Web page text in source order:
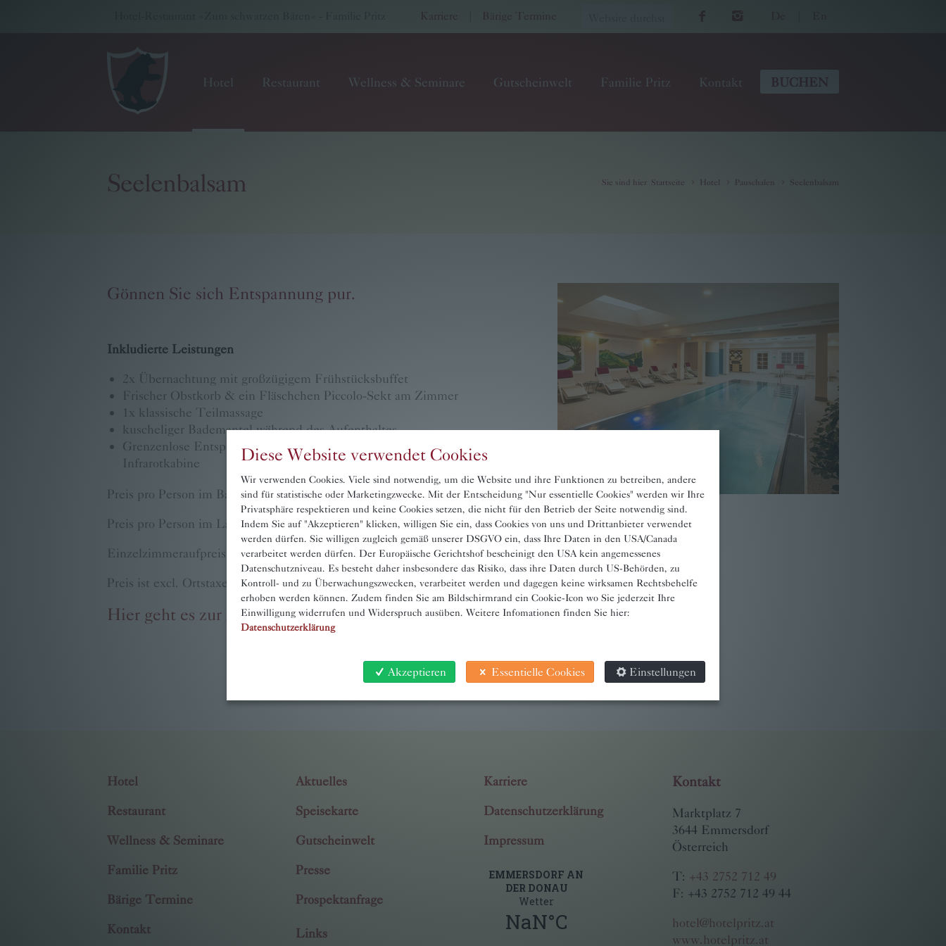
Karriere Bärige Termine
Hotel Restaurant Wellness & Seminare Gutscheinwelt Familie Pritz Kontakt BUCHEN
Gutscheinwelt
Kontakt
Buchen
Seelenbalsam Sie sind hier Startseite Hotel Pauschalen Seelenbalsam
Gönnen Sie sich Entspannung pur.
Inkludierte Leistungen
2x Übernachtung mit großzügigem Frühstücksbuffet
Frischer Obstkorb & ein Fläschchen Piccolo-Sekt am Zimmer
1x klassische Teilmassage
kuscheliger Bademantel während des Aufenthaltes
Grenzenlose Entspannung im Hotel Spa mit Sauna, Dampfkammer,
Infrarotkabine
Preis pro Person im Balkonzimmer Wachau als DZ: € 295,–
Preis pro Person im Landhauszimmer Magdalena als DZ: € 275,–
Einzelzimmeraufpreis: € 25,– pro Person pro Nacht
Preis ist excl. Ortstaxe € 2,60 pro Person pro Tag.
Hier geht es zur Anfrage.
Hotel
Restaurant
Wellness & Seminare
Familie Pritz
Bärige Termine
Kontakt
Aktuelles
Speisekarte
Gutscheinwelt
Presse
Prospektanfrage
Links
Karriere
Datenschutzerklärung
Impressum
Kontakt
Marktplatz 7
3644 Emmersdorf
Österreich
T: +43 2752 712 49
F: +43 2752 712 49 44
hotel@hotelpritz.at
www.hotelpritz.at
Diese Website verwendet Cookies
Wir verwenden Cookies. Viele sind notwendig, um die Website und ihre Funktionen zu betreiben, andere
sind für statistische oder Marketingzwecke. Mit der Entscheidung "Nur essentielle Cookies" werden wir Ihre
Privatsphäre respektieren und keine Cookies setzen, die nicht für den Betrieb der Seite notwendig sind.
Indem Sie auf "Akzeptieren" klicken, willigen Sie ein, dass Cookies von uns und Drittanbieter verwendet
werden dürfen. Sie willigen zugleich gemäß unserer DSGVO ein, dass Ihre Daten in den USA/Canada
verarbeitet werden dürfen. Der Europäische Gerichtshof bescheinigt den USA kein angemessenes
Datenschutzniveau. Es besteht daher insbesondere das Risiko, dass ihre Daten durch US-Behörden, zu
Kontroll- und zu Überwachungszwecken, verarbeitet werden und dagegen keine wirksamen Rechtsbehelfe
erhoben werden können. Zudem finden Sie am Bildschirmrand ein Cookie-Icon wo Sie jederzeit Ihre
Einwilligung widerrufen und Widerspruch ausüben. Weitere Infomationen finden Sie hier:
Datenschutzerklärung
Akzeptieren Essentielle Cookies Einstellungen